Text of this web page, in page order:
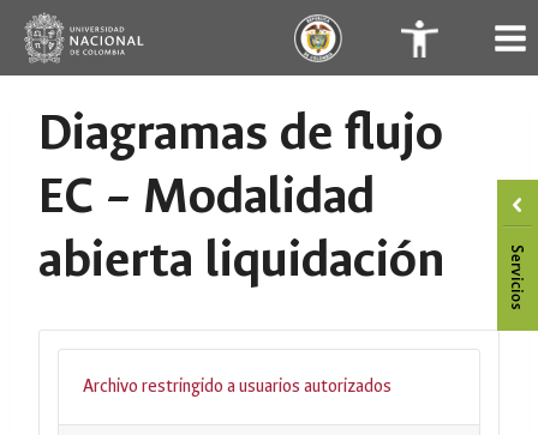
Saltar
contenido
. .
Diagramas de flujo
EC – Modalidad
abierta liquidación
Archivo restringido a usuarios autorizados